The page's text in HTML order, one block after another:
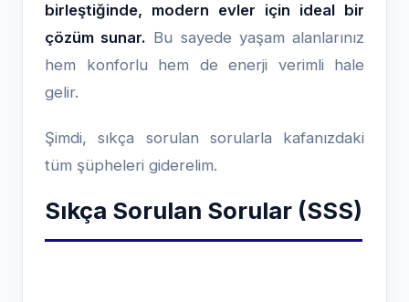
birleştiğinde, modern evler için ideal bir
çözüm sunar. Bu sayede yaşam alanlarınız
hem konforlu hem de enerji verimli hale
gelir.
Şimdi, sıkça sorulan sorularla kafanızdaki
tüm şüpheleri giderelim.
Sıkça Sorulan Sorular (SSS)